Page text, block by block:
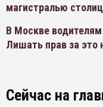
магистралью
В Москве
Лишать прав за это
Сейчас на